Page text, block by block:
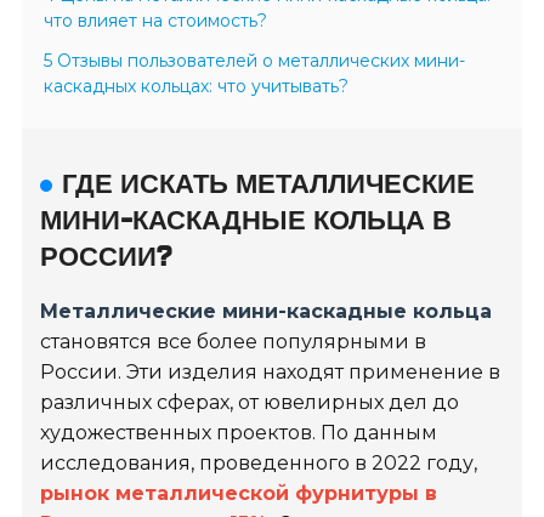
что влияет на стоимость?
5 Отзывы пользователей о металлических мини-
каскадных кольцах: что учитывать?
ГДЕ ИСКАТЬ МЕТАЛЛИЧЕСКИЕ
МИНИ-КАСКАДНЫЕ КОЛЬЦА В
РОССИИ?
Металлические мини-каскадные кольца
становятся все более популярными в
России. Эти изделия находят применение в
различных сферах, от ювелирных дел до
художественных проектов. По данным
исследования, проведенного в 2022 году,
рынок металлической фурнитуры в